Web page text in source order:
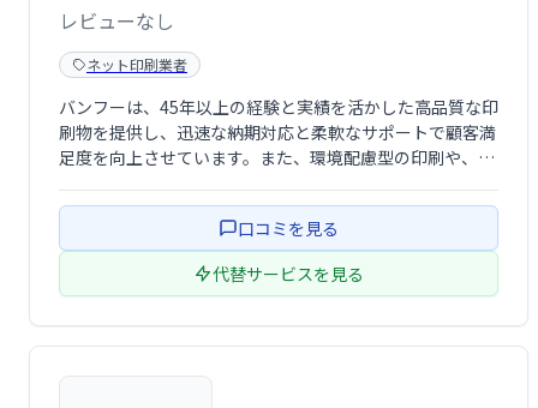
レビューなし
ネット印刷業者
バンフーは、45年以上の経験と実績を活かした高品質な印
刷物を提供し、迅速な納期対応と柔軟なサポートで顧客満
足度を向上させています。また、環境配慮型の印刷や、個
提供しています。
口コミを見る
代替サービスを見る